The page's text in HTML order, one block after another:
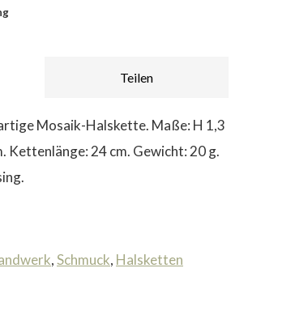
Teilen
Mosaik-Halskette. Maße: H 1,3
Kettenlänge: 24 cm. Gewicht: 20 g.
,Schmuck, Halsketten